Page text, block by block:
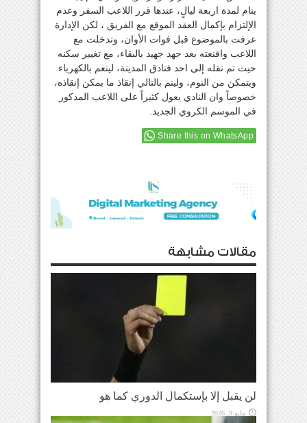
ينام لمدة اربعة ليالٍ، عندها قرر اللاعب السفر وعدم
الإلتزام بإكمال العقد الموقع مع الفريق ، لكن الإدارة
عرفت بالموضوع قبل فوات الأوان، وتدخلت مع
اللاعب واقنعته بعد جهد جهيد بالبقاء، مع تغيير سكنه
حيث تم نقله إلى احد فنادق المدينة، لينعم بالكهرباء
ويتمكن من النوم، وليتم بالتالي إنقاذ ما يمكن إنقاذه،
خصوصاً وان النادي يعول كثيراً على اللاعب المذكور
في الموسم الكروي الجديد.
Share this on WhatsApp
مقالات مشابهة
لن يقبل إلا بإستكمال الدوري كما هو
مايو 9, 2026